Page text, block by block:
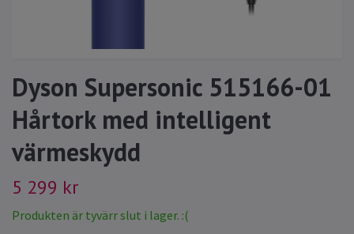
Dyson Supersonic 515166-01
Hårtork med intelligent
värmeskydd
5 299 kr
Produkten är tyvärr slut i lager. :(